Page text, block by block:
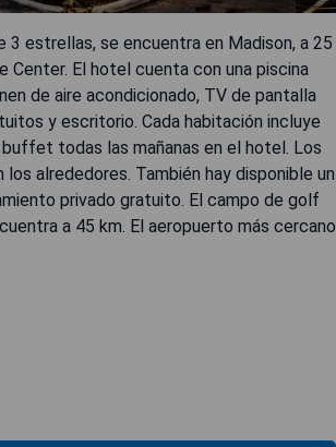
3 estrellas, se encuentra en Madison, a 25
El hotel cuenta con una piscina
de aire acondicionado, TV de pantalla
y escritorio. Cada habitación incluye
todas las mañanas en el hotel. Los
alrededores. También hay disponible un
privado gratuito. El campo de golf
a 45 km. El aeropuerto más cercano